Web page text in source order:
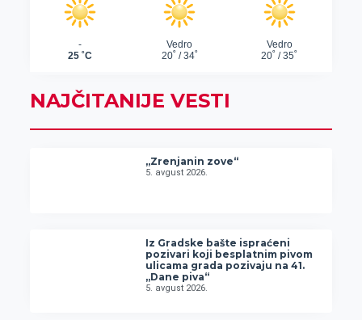
NAJČITANIJE VESTI
„Zrenjanin zove“
5. avgust 2026.
Iz Gradske bašte ispraćeni
pozivari koji besplatnim pivom
ulicama grada pozivaju na 41.
„Dane piva“
5. avgust 2026.